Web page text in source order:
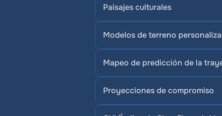
Paisajes culturales
Modelos de terreno
Mapeo de predicción de la
Proyecciones de compromiso